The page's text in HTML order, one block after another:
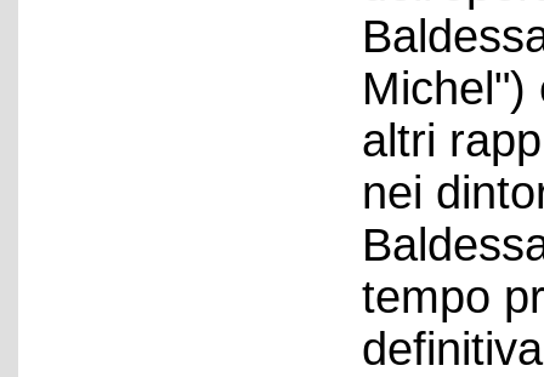
Michel")
altri
nei
tempo